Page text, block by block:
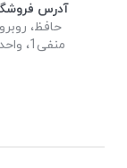
آدرس
حافظ،